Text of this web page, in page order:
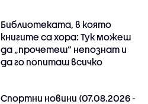
Библиотеката, в която
книгите са хора: Тук можеш
да „прочетеш“ непознат и
да го попиташ всичко
Спортни новини (07.08.2026 -